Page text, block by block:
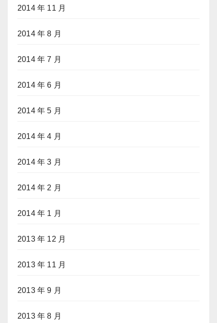
2014 年 11 月
2014 年 8 月
2014 年 7 月
2014 年 6 月
2014 年 5 月
2014 年 4 月
2014 年 3 月
2014 年 2 月
2014 年 1 月
2013 年 12 月
2013 年 11 月
2013 年 9 月
2013 年 8 月